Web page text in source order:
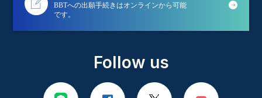
BBTへの出願手続きはオンラインから可能
です。
Follow us